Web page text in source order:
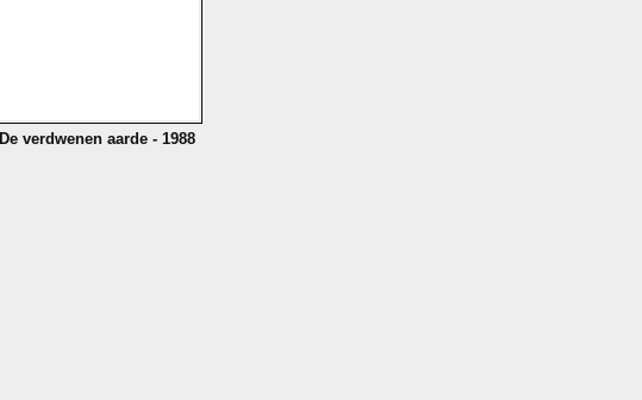
De verdwenen aarde - 1988